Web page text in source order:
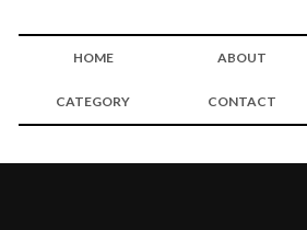
HOME ABOUT
CATEGORY CONTACT